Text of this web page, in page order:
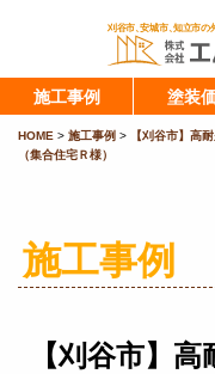
施工事例 塗装
HOME > 施工事例 >
【刈谷市】高
（集合住宅Ｒ様）
施工事例
【刈谷市】